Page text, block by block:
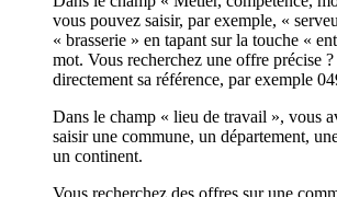
vous pouvez saisir, par exemple, «
« brasserie » en tapant sur la touche «
mot. Vous recherchez une offre précise ?
directement sa référence, par exemple
Dans le champ « lieu de travail », vous
saisir une commune, un département,
un continent.
Vous recherchez des offres sur une